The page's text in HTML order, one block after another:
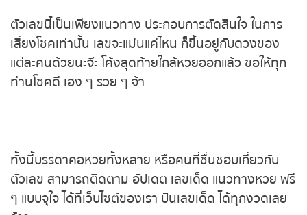
หวยหุ้นสิงคโปร์
หวยหุ้นอิยิป
หวยหุ้นอังกฤษ
หวยหุ้นรัสเซีย
ตัวเลขนี้เป็นเพียงแนวทาง ประกอบการตัดสินใจ ในการ
เสี่ยงโชคเท่านั้น เลขจะแม่นแค่ไหน ก็ขึ้นอยู่กับดวงของ
แต่ละคนด้วยนะจ๊ะ โค้งสุดท้ายใกล้หวยออกแล้ว ขอให้ทุก
ท่านโชคดี เฮง ๆ รวย ๆ จ้า
ทั้งนี้บรรดาคอหวยทั้งหลาย หรือคนที่ชื่นชอบเกี่ยวกับ
ตัวเลข สามารถติดตาม อัปเดต เลขเด็ด แนวทางหวย
ฟรี ๆ แบบจุใจ ได้ที่เว็บไซต์ของเรา ปันเลขเด็ด ได้ทุก
งวดเลยจ้าา